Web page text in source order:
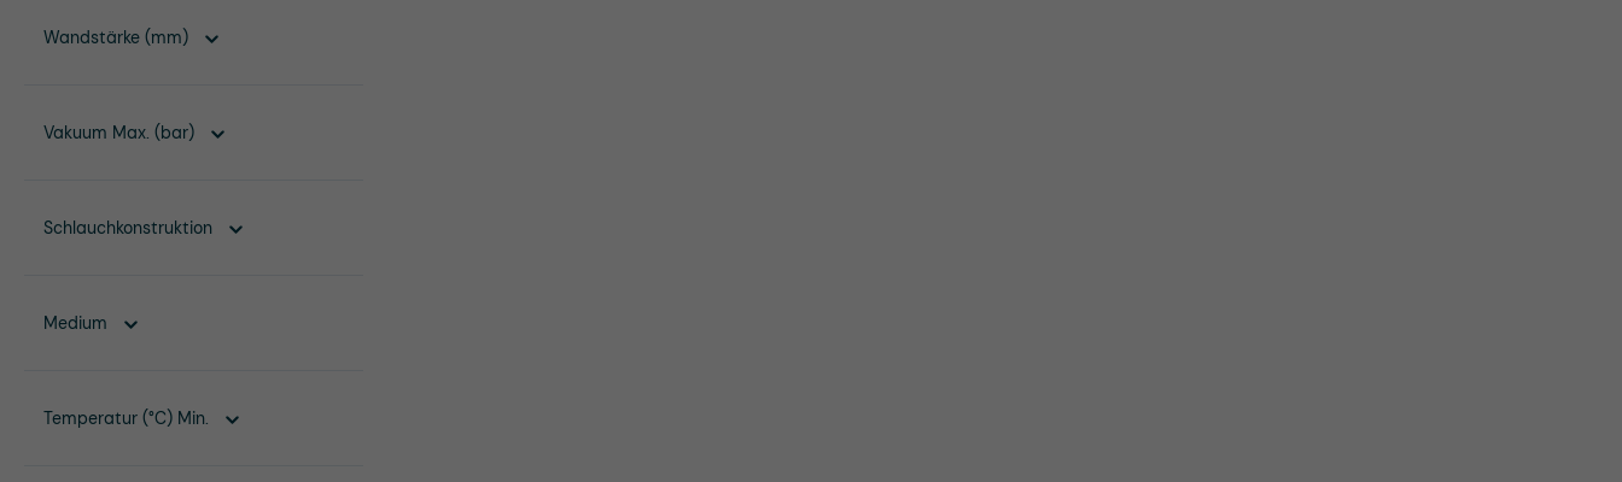
Wandstärke (mm)
Vakuum Max. (bar)
Schlauchkonstruktion
Medium
Temperatur (°C) Min.